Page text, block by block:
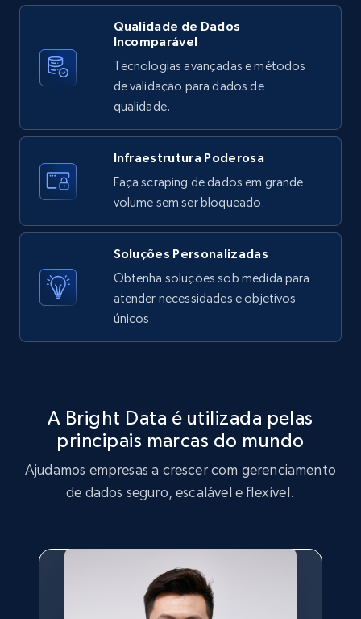
X (formerly Twitter) - Posts - Collecting
Twitter posts URLs
ID, User posted, Name, Description, Date
posted, Photos, URL, Quoted post, and more.
10.4K+ 1.2K+ Comece grátis
X (formerly Twitter) - Posts - Getting x
posts by array of profiles
ID, User posted, Name, Description, Date
posted, Photos, URL, Quoted post, and more.
TikTok - Profiles
Account id, Nickname, Biography, Awg
engagement rate, Comment engagement rate,
Like engagement rate, Bio link, Predicted lang,
Qualidade de Dados
Incomparável
Tecnologias avançadas e métodos
de validação para dados de
qualidade.
Infraestrutura Poderosa
Faça scraping de dados em grande
volume sem ser bloqueado.
Soluções Personalizadas
Obtenha soluções sob medida para
atender necessidades e objetivos
únicos.
A Bright Data é utilizada pelas
principais marcas do mundo
Ajudamos empresas a crescer com gerenciamento
de dados seguro, escalável e flexível.